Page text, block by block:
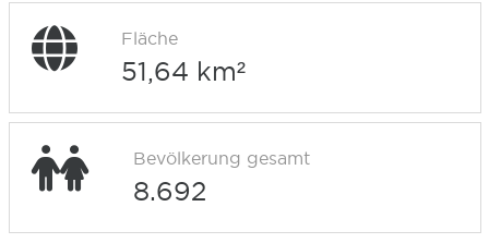
Fläche
51,64 km²
Bevölkerung gesamt
8.692